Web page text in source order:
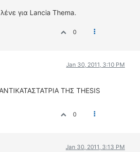
για Lancia Thema.
0
Jan 30, 2011, 3:10 PM
ΤΗΣ THESIS
0
Jan 30, 2011, 3:13 PM